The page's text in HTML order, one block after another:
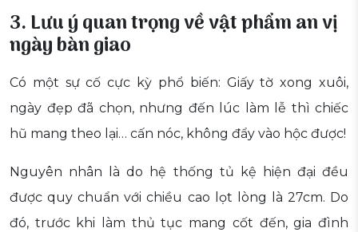
3. Lưu ý quan trọng về vật phẩm an vị
ngày bàn giao
Có một sự cố cực kỳ phổ biến: Giấy tờ xong xuôi,
ngày đẹp đã chọn, nhưng đến lúc làm lễ thì chiếc
hũ mang theo lại… cấn nóc, không đẩy vào hộc được!
Nguyên nhân là do hệ thống tủ kệ hiện đại đều
được quy chuẩn với chiều cao lọt lòng là 27cm. Do
đó, trước khi làm thủ tục mang cốt đến, gia đình